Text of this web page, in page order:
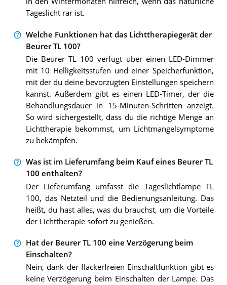
Tageslicht rar ist.
Welche Funktionen hat das Lichttherapiegerät der
Beurer TL 100?
Die Beurer TL 100 verfügt über einen LED-Dimmer
mit 10 Helligkeitsstufen und einer Speicherfunktion,
mit der du deine bevorzugten Einstellungen speichern
kannst. Außerdem gibt es einen LED-Timer, der die
Behandlungsdauer in 15-Minuten-Schritten anzeigt.
So wird sichergestellt, dass du die richtige Menge an
Lichttherapie bekommst, um Lichtmangelsymptome
zu bekämpfen.
Was ist im Lieferumfang beim Kauf eines Beurer TL
100 enthalten?
Der Lieferumfang umfasst die Tageslichtlampe TL
100, das Netzteil und die Bedienungsanleitung. Das
heißt, du hast alles, was du brauchst, um die Vorteile
der Lichttherapie sofort zu genießen.
Hat der Beurer TL 100 eine Verzögerung beim
Einschalten?
Nein, dank der flackerfreien Einschaltfunktion gibt es
keine Verzögerung beim Einschalten der Lampe. Das